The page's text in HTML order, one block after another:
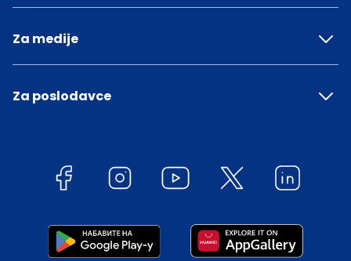
Za medije
Za poslodavce